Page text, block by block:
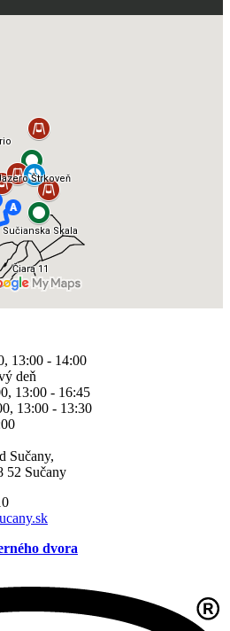
13:00 - 14:00
deň
13:00 - 16:45
13:00 - 13:30
Sučany,
52 Sučany
dvora